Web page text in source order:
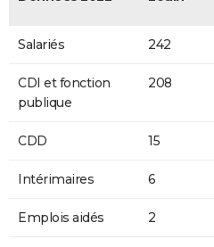
Salariés 242
CDI et fonction
publique
208
CDD 15
Intérimaires 6
Emplois aidés 2